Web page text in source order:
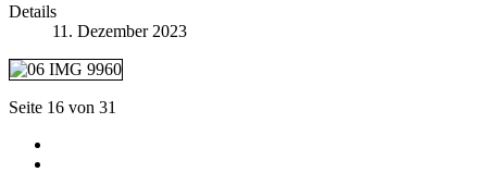
Details
11. Dezember 2023
Seite 16 von 31